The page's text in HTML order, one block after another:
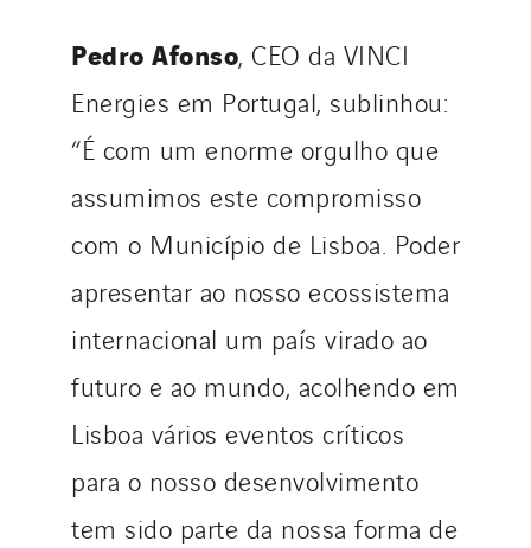
Pedro Afonso, CEO da VINCI
Energies em Portugal, sublinhou:
“É com um enorme orgulho que
assumimos este compromisso
com o Município de Lisboa. Poder
apresentar ao nosso ecossistema
internacional um país virado ao
futuro e ao mundo, acolhendo em
Lisboa vários eventos críticos
para o nosso desenvolvimento
tem sido parte da nossa forma de